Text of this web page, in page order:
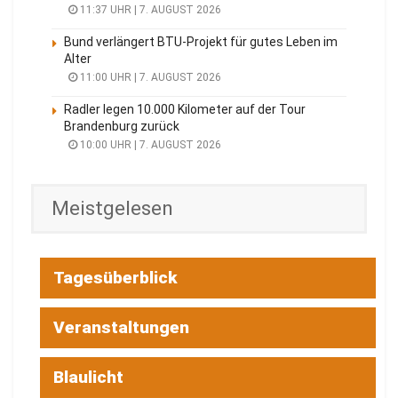
11:37 UHR | 7. AUGUST 2026
Bund verlängert BTU-Projekt für gutes Leben im
Alter
11:00 UHR | 7. AUGUST 2026
Radler legen 10.000 Kilometer auf der Tour
Brandenburg zurück
10:00 UHR | 7. AUGUST 2026
Meistgelesen
Tagesüberblick
Veranstaltungen
Blaulicht